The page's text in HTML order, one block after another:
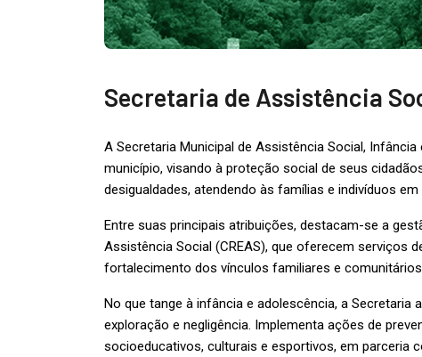
Secretaria de Assistência
A Secretaria Municipal de Assistência Social,
município, visando à proteção social de seus
desigualdades, atendendo às famílias e indivíduos
Entre suas principais atribuições, destacam-se a
Assistência Social (CREAS), que oferecem serviços
fortalecimento dos vínculos familiares e
No que tange à infância e adolescência, a
exploração e negligência. Implementa ações de
socioeducativos, culturais e esportivos, em parceria